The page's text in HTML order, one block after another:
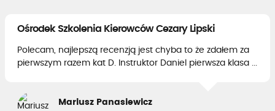
Ośrodek Szkolenia Kierowców Cezary Lipski
Polecam, najlepszą recenzją jest chyba to że zdałem za
pierwszym razem kat D. Instruktor Daniel pierwsza klasa ...
Mariusz Panasiewicz